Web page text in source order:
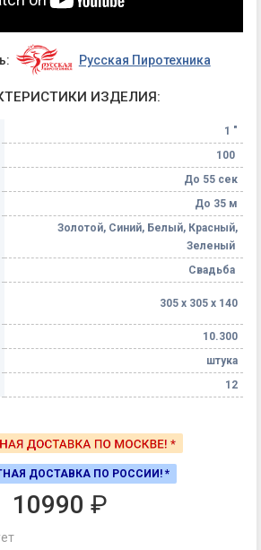
Русская Пиротехника
ИЗДЕЛИЯ:
1 "
100
До 55 сек
До 35 м
Золотой, Синий, Белый, Красный,
Зеленый
Свадьба
305 х 305 х 140
10.300
штука
12
ДОСТАВКА ПО РОССИИ! *
10990 ₽